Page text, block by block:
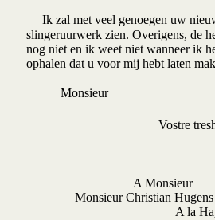
Ik zal met veel genoegen uw
slingeruurwerk zien. Overigens, de
nog niet en ik weet niet wanneer ik
ophalen dat u voor mij hebt laten
Monsieur
Vostre
A
Monsieur Christian
A la